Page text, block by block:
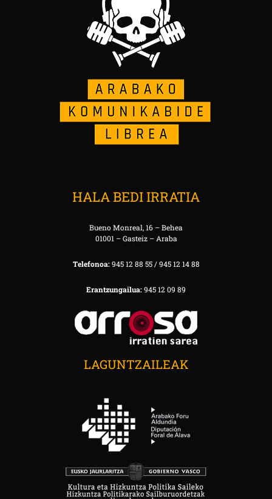
HALA BEDI IRRATIA
Bueno Monreal, 16 – Behea
01001 – Gasteiz – Araba
Telefonoa:945 12 88 55 / 945 12 14 88
Erantzungailua:945 12 09 89
LAGUNTZAILEAK